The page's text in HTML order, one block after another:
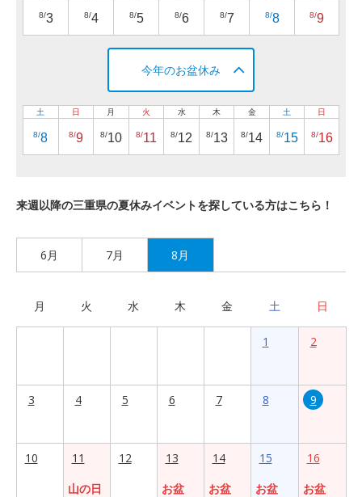
8/3 8/4 8/5 8/6 8/7 8/8 8/9
今年のお盆休み
土
8/8
日
8/9
月
8/10
火
8/11
水
8/12
木
8/13
金
8/14
土
8/15
日
8/16
来週以降の三重県の夏休みイベントを探している方はこちら！
6月 7月 8月
月 火 水 木 金 土 日
1 2
3 4 5 6 7 8 9
10
11
山の日
12
13
お盆
14
お盆
15
お盆
16
お盆